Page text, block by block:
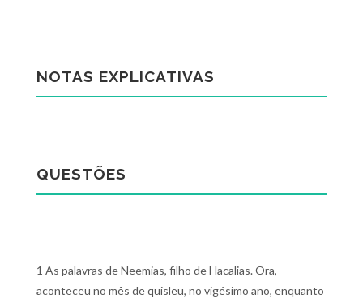
NOTAS EXPLICATIVAS
QUESTÕES
1 As palavras de Neemias, filho de Hacalias. Ora,
aconteceu no mês de quisleu, no vigésimo ano, enquanto